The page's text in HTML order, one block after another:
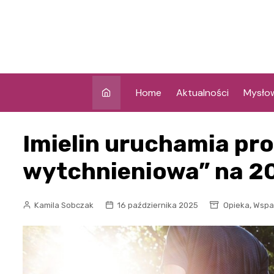
Home Aktualności
Imielin uruchamia
wytchnieniowa” na
Kamila Sobczak 16 października 2025 Opieka,